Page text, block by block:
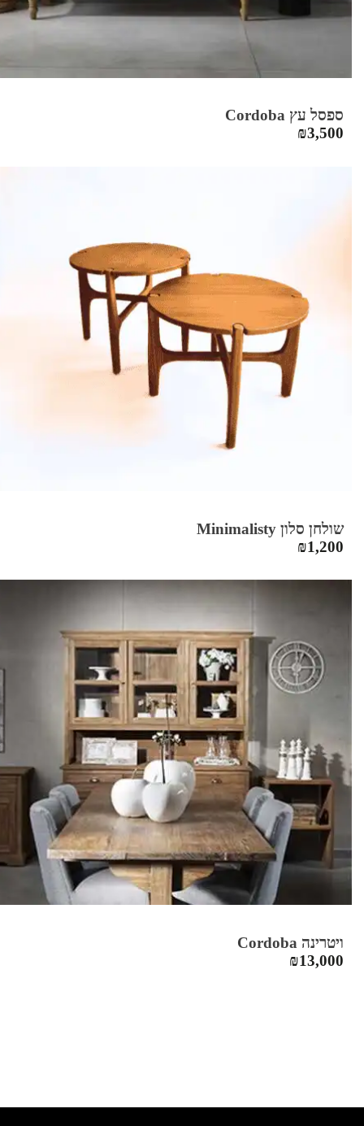
ספסל עץ Cordoba
₪3,500
שולחן סלון Minimalisty
₪1,200
ויטרינה Cordoba
₪13,000